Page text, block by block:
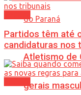
Atletismo de
gerais
Partidos têm até
candidaturas nos